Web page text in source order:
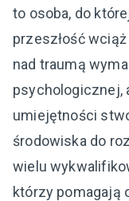
to osoba, do
przeszłość
nad traumą
psychologicznej,
umiejętności
środowiska do
wielu
którzy pomagają